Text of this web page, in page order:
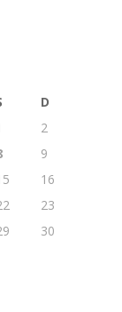
D
2
9
16
23
30